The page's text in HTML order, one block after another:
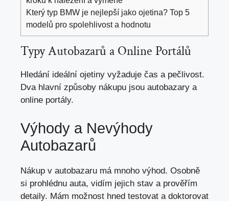
Který typ BMW je nejlepší jako ojetina? Top 5
modelů pro spolehlivost a hodnotu
Typy Autobazarů a Online Portálů
Hledání ideální ojetiny vyžaduje čas a pečlivost.
Dva hlavní způsoby nákupu jsou autobazary a
online portály.
Výhody a Nevýhody
Autobazarů
Nákup v autobazaru má mnoho výhod. Osobně
si prohlédnu auta, vidím jejich stav a prověřím
detaily. Mám možnost hned testovat a doktorovat